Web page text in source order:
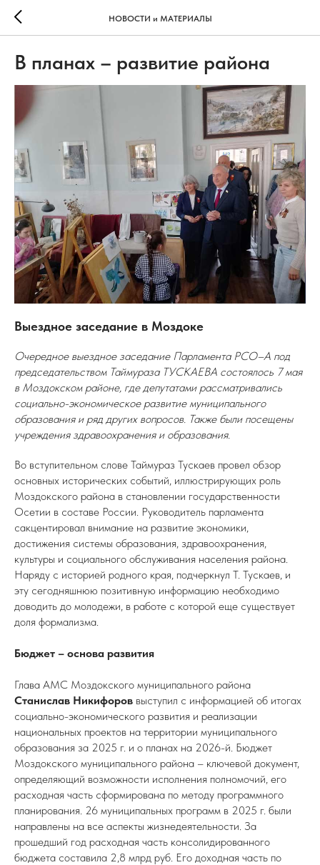
НОВОСТИ и МАТЕРИАЛЫ
В планах – развитие района
Выездное заседание в Моздоке
Очередное выездное заседание Парламента РСО–А под
председательством Таймураза ТУСКАЕВА состоялось 7 мая
в Моздокском районе, где депутатами рассматривались
социально-экономическое развитие муниципального
образования и ряд других вопросов. Также были посещены
учреждения здравоохранения и образования.
Во вступительном слове Таймураз Тускаев провел обзор
основных исторических событий, иллюстрирующих роль
Моздокского района в становлении государственности
Осетии в составе России. Руководитель парламента
сакцентировал внимание на развитие экономики,
достижения системы образования, здравоохранения,
культуры и социального обслуживания населения района.
Наряду с историей родного края, подчеркнул Т. Тускаев, и
эту сегодняшнюю позитивную информацию необходимо
доводить до молодежи, в работе с которой еще существует
доля формализма.
Бюджет – основа развития
Глава АМС Моздокского муниципального района
Станислав Никифоров выступил с информацией об итогах
социально-экономического развития и реализации
национальных проектов на территории муниципального
образования за 2025 г. и о планах на 2026-й. Бюджет
Моздокского муниципального района – ключевой документ,
определяющий возможности исполнения полномочий, его
расходная часть сформирована по методу программного
планирования. 26 муниципальных программ в 2025 г. были
направлены на все аспекты жизнедеятельности. За
прошедший год расходная часть консолидированного
бюджета составила 2,8 млрд руб. Его доходная часть по